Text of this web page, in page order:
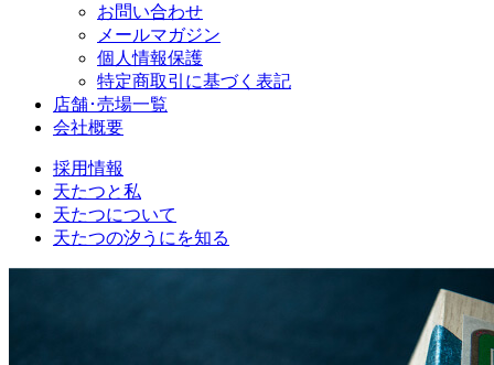
お問い合わせ
メールマガジン
個人情報保護
特定商取引に基づく表記
店舗･売場一覧
会社概要
採用情報
天たつと私
天たつについて
天たつの汐うにを知る